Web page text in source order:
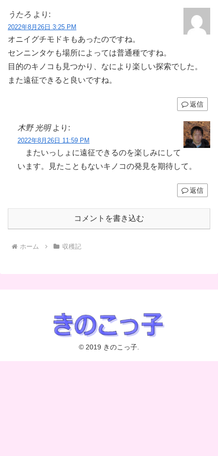
うたろ より:
2022年8月26日 3:25 PM
オニイグチモドキもあったのですね。
センニンタケも場所によっては普通種ですね。
目的のキノコも見つかり、なにより楽しい探索でした。
また遠征できると良いですね。
返信
木野 光明 より:
2022年8月26日 11:59 PM
またいっしょに遠征できるのを楽しみにして
います。見たこともないキノコの発見を期待して。
返信
コメントを書き込む
ホーム 収穫記
© 2019 きのこっ子.